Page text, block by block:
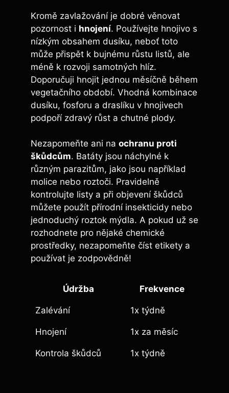
Kromě zavlažování je dobré věnovat‍
pozornost i hnojení. Používejte‌ hnojivo s‌
nízkým obsahem dusíku, neboť toto
může přispět k bujnému ⁣růstu listů,‍ ale
méně k rozvoji samotných hlíz.
Doporučuji hnojit⁢ jednou měsíčně během
vegetačního období. Vhodná ‌kombinace‍
dusíku, fosforu a draslíku v⁢ hnojivech
podpoří zdravý růst ⁢a chutné⁣ plody.
Nezapomeňte ani na ochranu⁢ proti
škůdcům. Batáty jsou náchylné k
různým parazitům, ‌jako⁤ jsou například
molice nebo⁢ roztoči. ‍Pravidelně
kontrolujte listy a ​při objevení škůdců
můžete použít ​přírodní insekticidy nebo
jednoduchý​ roztok mýdla. A pokud‍ už se
rozhodnete pro nějaké chemické
prostředky, nezapomeňte číst etikety a⁣
používat je ‌zodpovědně!
Údržba Frekvence
Zalévání 1x ⁢týdně
Hnojení 1x za měsíc
Kontrola škůdců 1x týdně